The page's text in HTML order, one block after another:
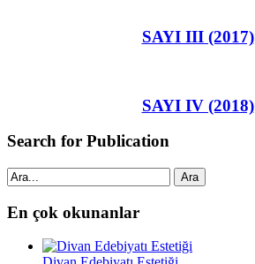
SAYI III (2017)
SAYI IV (2018)
Search for Publication
Ara
En çok okunanlar